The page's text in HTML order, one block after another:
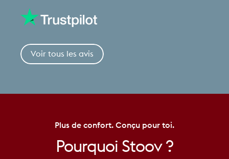
Voir tous les avis
Plus de confort. Conçu pour toi.
Pourquoi Stoov ?